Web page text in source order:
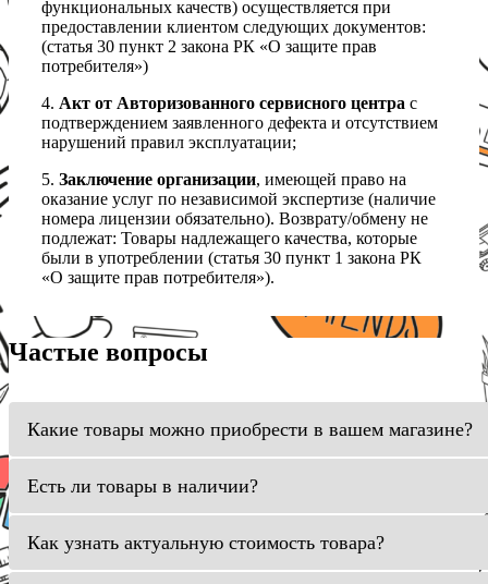
функциональных качеств) осуществляется при
предоставлении клиентом следующих документов:
(статья 30 пункт 2 закона РК «О защите прав
потребителя»)
4. Акт от Авторизованного сервисного центра с
подтверждением заявленного дефекта и отсутствием
нарушений правил эксплуатации;
5. Заключение организации, имеющей право на
оказание услуг по независимой экспертизе (наличие
номера лицензии обязательно). Возврату/обмену не
подлежат: Товары надлежащего качества, которые
были в употреблении (статья 30 пункт 1 закона РК
«О защите прав потребителя»).
Частые вопросы
Какие товары можно приобрести в вашем магазине?
Есть ли товары в наличии?
Как узнать актуальную стоимость товара?